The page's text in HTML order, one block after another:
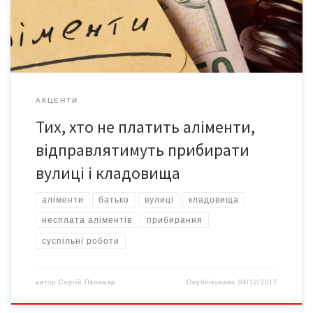
платиш аліменти понад шість місяців – запроваджується
заборона виїзду за кордон. На підставі […]
АКЦЕНТИ
Тих, хто не платить аліменти,
відправлятимуть прибирати
вулиці і кладовища
аліменти батько вулиці кладовища
несплата аліментів прибирання
суспільні роботи
автор Сергій Паламар Опубліковано04/12/2017